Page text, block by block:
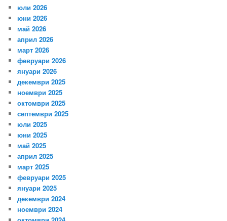
юли 2026
юни 2026
май 2026
април 2026
март 2026
февруари 2026
януари 2026
декември 2025
ноември 2025
октомври 2025
септември 2025
юли 2025
юни 2025
май 2025
април 2025
март 2025
февруари 2025
януари 2025
декември 2024
ноември 2024